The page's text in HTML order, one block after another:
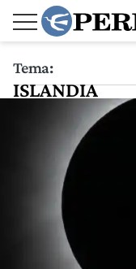
Tema:
ISLANDIA